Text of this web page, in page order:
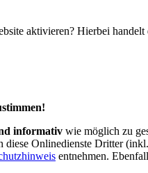
aktivieren? Hierbei
informativ wie möglich zu
Onlinedienste Dritter
entnehmen.